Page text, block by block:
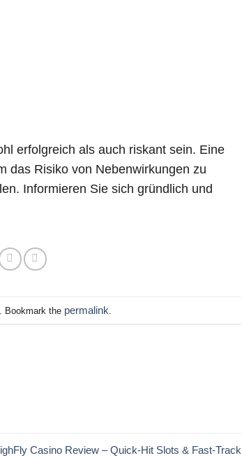
erfolgreich als auch riskant sein. Eine
das Risiko von Nebenwirkungen zu
Informieren Sie sich gründlich und
. Bookmark the permalink
Casino Review – Quick‑Hit Slots & Fast‑Track